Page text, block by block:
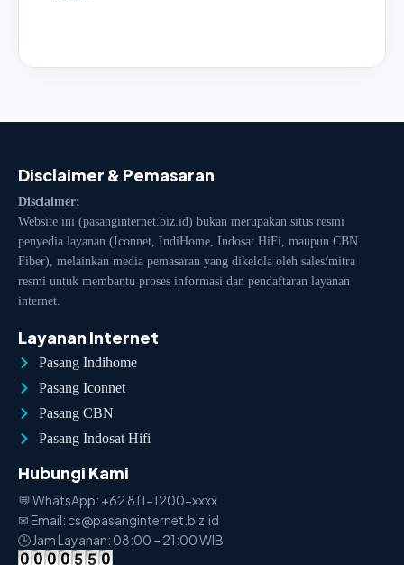
Disclaimer & Pemasaran
Disclaimer:
Website ini (pasanginternet.biz.id) bukan merupakan situs resmi
penyedia layanan (Iconnet, IndiHome, Indosat HiFi, maupun CBN
Fiber), melainkan media pemasaran yang dikelola oleh sales/mitra
resmi untuk membantu proses informasi dan pendaftaran layanan
internet.
Layanan Internet
Pasang Indihome
Pasang Iconnet
Pasang CBN
Pasang Indosat Hifi
Hubungi Kami
💬 WhatsApp: +62 811-1200-xxxx
✉ Email: cs@pasanginternet.biz.id
🕒 Jam Layanan: 08:00 – 21:00 WIB